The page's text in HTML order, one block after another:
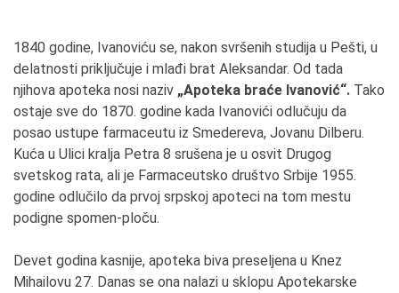
1840 godine, Ivanoviću se, nakon svršenih studija u Pešti, u
delatnosti priključuje i mlađi brat Aleksandar. Od tada
njihova apoteka nosi naziv „Apoteka braće Ivanović“. Tako
ostaje sve do 1870. godine kada Ivanovići odlučuju da
posao ustupe farmaceutu iz Smedereva, Jovanu Dilberu.
Kuća u Ulici kralja Petra 8 srušena je u osvit Drugog
svetskog rata, ali je Farmaceutsko društvo Srbije 1955.
godine odlučilo da prvoj srpskoj apoteci na tom mestu
podigne spomen-ploču.
Devet godina kasnije, apoteka biva preseljena u Knez
Mihailovu 27. Danas se ona nalazi u sklopu Apotekarske